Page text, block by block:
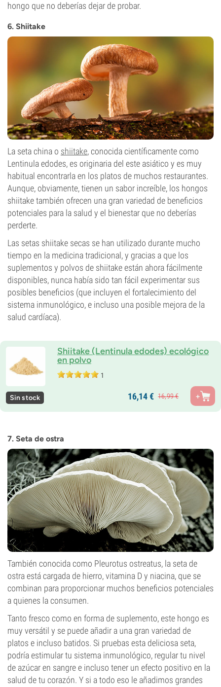
hongo que no deberías dejar de probar.
6. Shiitake
La seta china o shiitake, conocida científicamente como
Lentinula edodes, es originaria del este asiático y es muy
habitual encontrarla en los platos de muchos restaurantes.
Aunque, obviamente, tienen un sabor increíble, los hongos
shiitake también ofrecen una gran variedad de beneficios
potenciales para la salud y el bienestar que no deberías
perderte.
Las setas shiitake secas se han utilizado durante mucho
tiempo en la medicina tradicional, y gracias a que los
suplementos y polvos de shiitake están ahora fácilmente
disponibles, nunca había sido tan fácil experimentar sus
posibles beneficios (que incluyen el fortalecimiento del
sistema inmunológico, e incluso una posible mejora de la
salud cardíaca).
Shiitake (Lentinula edodes) ecológico
en polvo
1
Sin stock 16,14€ 16,99€
7. Seta de ostra
También conocida como Pleurotus ostreatus, la seta de
ostra está cargada de hierro, vitamina D y niacina, que se
combinan para proporcionar muchos beneficios potenciales
a quienes la consumen.
Tanto fresco como en forma de suplemento, este hongo es
muy versátil y se puede añadir a una gran variedad de
platos e incluso batidos. Si pruebas esta deliciosa seta,
podría estimular tu sistema inmunológico, regular tu nivel
de azúcar en sangre e incluso tener un efecto positivo en la
salud de tu corazón. Y si a todo eso le añadimos grandes